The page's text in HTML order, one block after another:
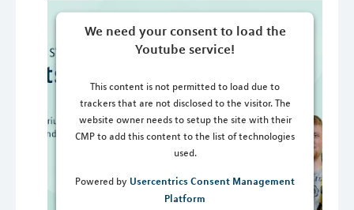
We need your consent to load the
Youtube service!
This content is not permitted to load due to
trackers that are not disclosed to the visitor. The
website owner needs to setup the site with their
CMP to add this content to the list of technologies
used.
Powered by Usercentrics Consent Management
Platform